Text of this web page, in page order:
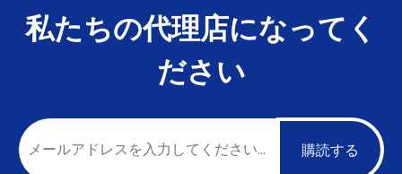
私たちの代理店になってく
ださい
購読する